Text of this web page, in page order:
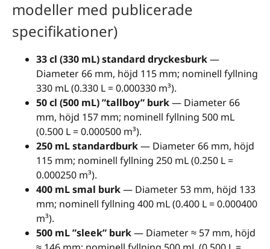
modeller med publicerade
specifikationer)
33 cl (330 mL) standard dryckesburk—
Diameter 66 mm, höjd 115 mm; nominell fyllning
330 mL (0.330 L = 0.000330 m³).
50 cl (500 mL) ”tallboy” burk— Diameter 66
mm, höjd 157 mm; nominell fyllning 500 mL
(0.500 L = 0.000500 m³).
250 mL standardburk— Diameter 66 mm, höjd
115 mm; nominell fyllning 250 mL (0.250 L =
0.000250 m³).
400 mL smal burk— Diameter 53 mm, höjd 133
mm; nominell fyllning 400 mL (0.400 L = 0.000400
m³).
500 mL ”sleek” burk— Diameter ≈ 57 mm, höjd